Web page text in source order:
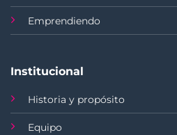
Emprendiendo
Institucional
Historia y propósito
Equipo